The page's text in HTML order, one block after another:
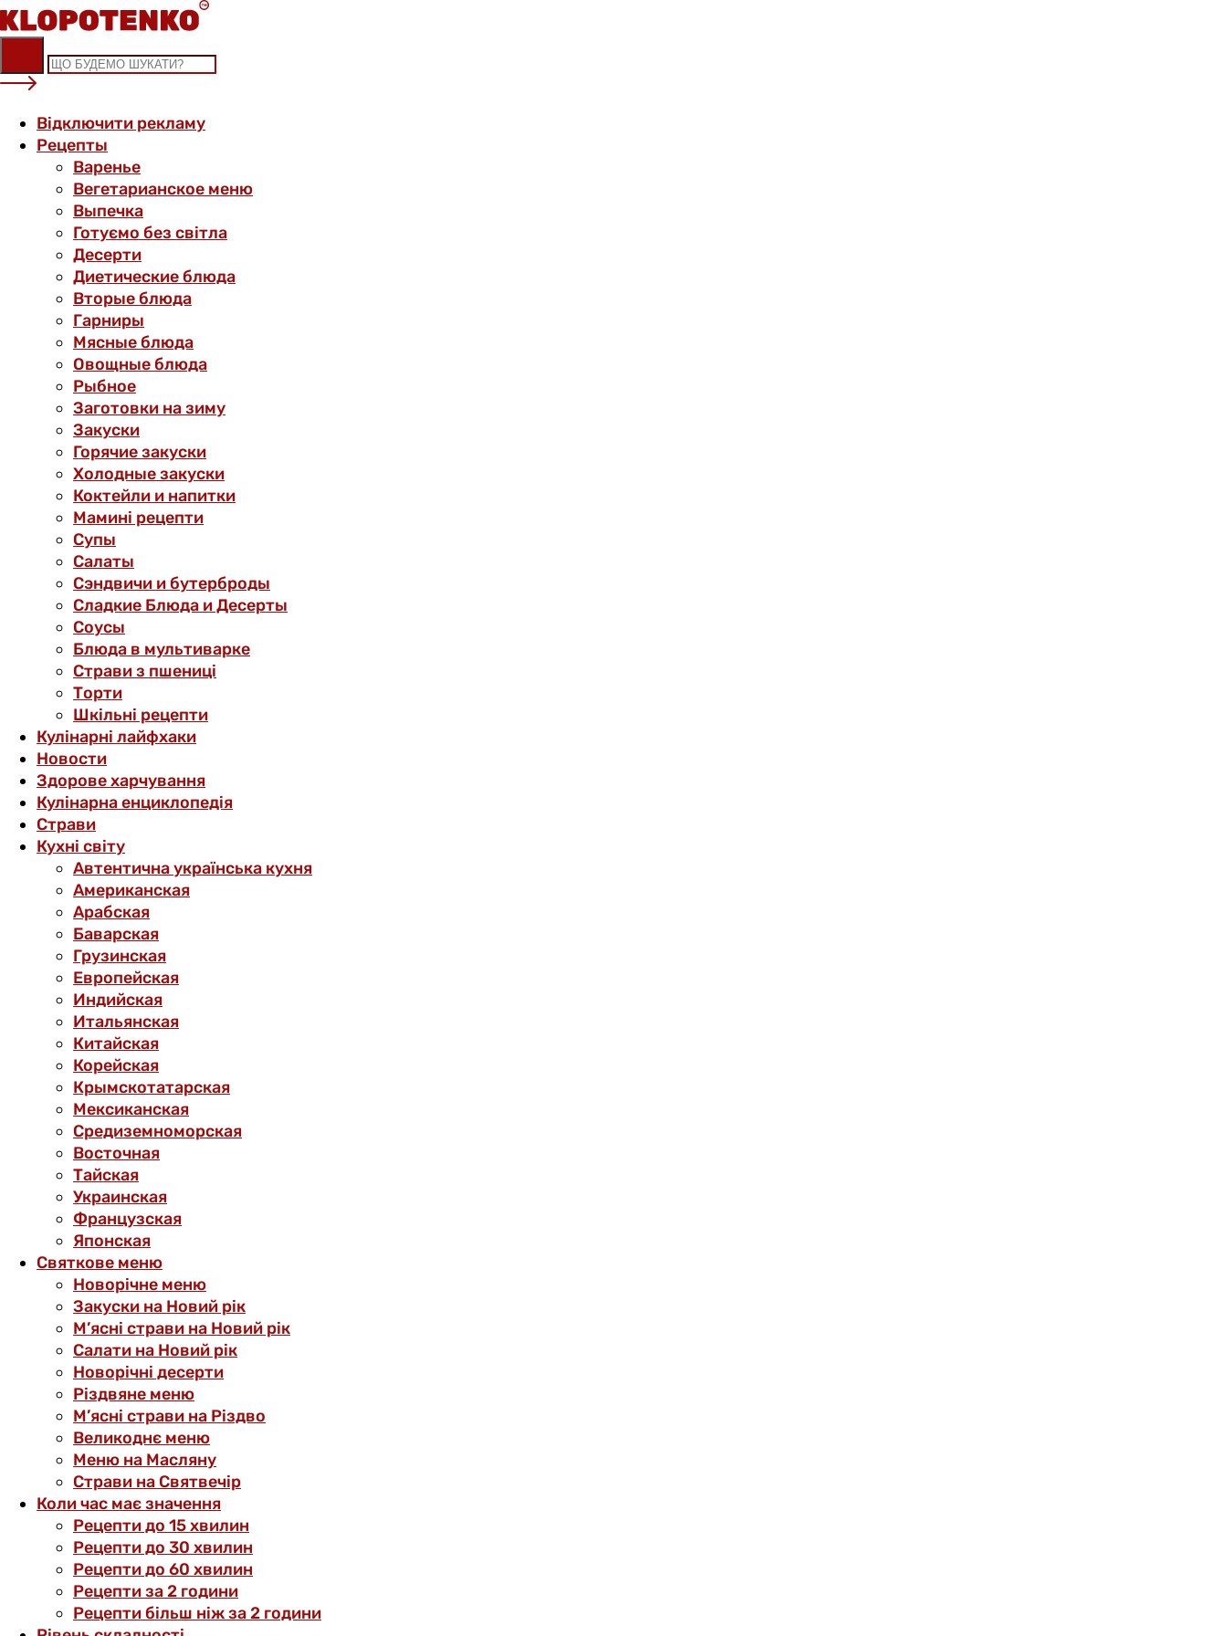
Skip
to
content
Відключити рекламу
Рецепты
Варенье
Вегетарианское меню
Выпечка
Готуємо без світла
Десерти
Диетические блюда
Вторые блюда
Гарниры
Мясные блюда
Овощные блюда
Рыбное
Заготовки на зиму
Закуски
Горячие закуски
Холодные закуски
Коктейли и напитки
Мамині рецепти
Супы
Салаты
Сэндвичи и бутерброды
Сладкие Блюда и Десерты
Соусы
Блюда в мультиварке
Страви з пшениці
Торти
Шкільні рецепти
Кулінарні лайфхаки
Новости
Здорове харчування
Кулінарна енциклопедія
Страви
Кухні світу
Автентична українська кухня
Американская
Арабская
Баварская
Грузинская
Европейская
Индийская
Итальянская
Китайская
Корейская
Крымскотатарская
Мексиканская
Средиземноморская
Восточная
Тайская
Украинская
Французская
Японская
Святкове меню
Новорічне меню
Закуски на Новий рік
М’ясні страви на Новий рік
Салати на Новий рік
Новорічні десерти
Різдвяне меню
М’ясні страви на Різдво
Великоднє меню
Меню на Масляну
Страви на Святвечір
Коли час має значення
Рецепти до 15 хвилин
Рецепти до 30 хвилин
Рецепти до 60 хвилин
Рецепти за 2 години
Рецепти більш ніж за 2 години